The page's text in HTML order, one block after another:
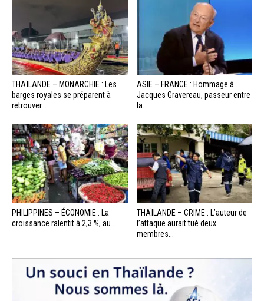
THAÏLANDE – MONARCHIE : Les
barges royales se préparent à
retrouver...
ASIE – FRANCE : Hommage à
Jacques Gravereau, passeur entre
la...
PHILIPPINES – ÉCONOMIE : La
croissance ralentit à 2,3 %, au...
THAÏLANDE – CRIME : L’auteur de
l’attaque aurait tué deux
membres...